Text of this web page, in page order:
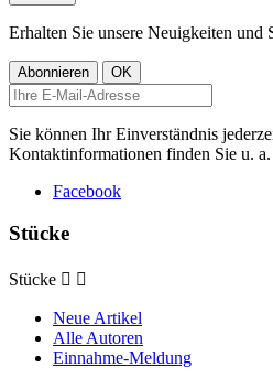
Erhalten Sie unsere Neuigkeiten und
Sie können Ihr Einverständnis
Kontaktinformationen finden Sie u.
Facebook
Stücke
Stücke  
Neue Artikel
Alle Autoren
Einnahme-Meldung